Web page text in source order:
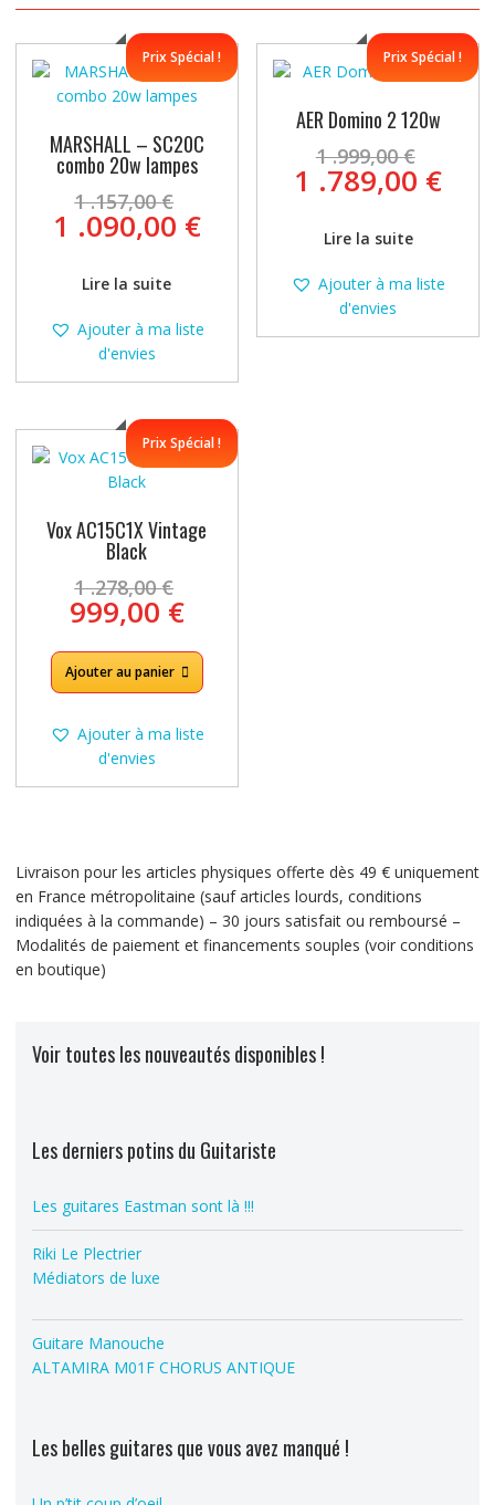
Prix Spécial !
MARSHALL – SC20C
combo 20w lampes
1 .157,00€ prix
initial
.157,00 €.
1 .090,00 €Le
prix
1
.090,00 €.
Lire la suite
Ajouter à ma liste
d'envies
Prix Spécial !
AER Domino 2 120w
1 .999,00€ prix
1 .789,00 €Le
1
Lire la suite
Ajouter à ma liste
d'envies
Prix Spécial !
Vox AC15C1X Vintage
Black
1 .278,00€prix
initial
était :
1
.278,00 €.
999,00 €Le
prix
actuel
est :
Ajouter au panier
Ajouter à ma liste
d'envies
Livraison pour les articles physiques offerte dès 49 € uniquement
en France métropolitaine (sauf articles lourds, conditions
indiquées à la commande) – 30 jours satisfait ou remboursé –
Modalités de paiement et financements souples (voir conditions
en boutique)
Voir toutes les nouveautés disponibles !
Les derniers potins du Guitariste
Les guitares Eastman sont là !!!
Riki Le Plectrier
Médiators de luxe
Guitare Manouche
ALTAMIRA M01F CHORUS ANTIQUE
Les belles guitares que vous avez manqué !